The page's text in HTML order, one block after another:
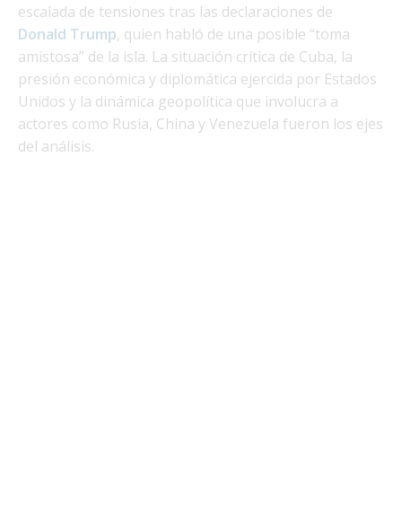
escalada de tensiones tras las declaraciones de
Donald Trump, quien habló de una posible “toma
amistosa” de la isla. La situación crítica de Cuba, la
presión económica y diplomática ejercida por Estados
Unidos y la dinámica geopolítica que involucra a
actores como Rusia, China y Venezuela fueron los ejes
del análisis.